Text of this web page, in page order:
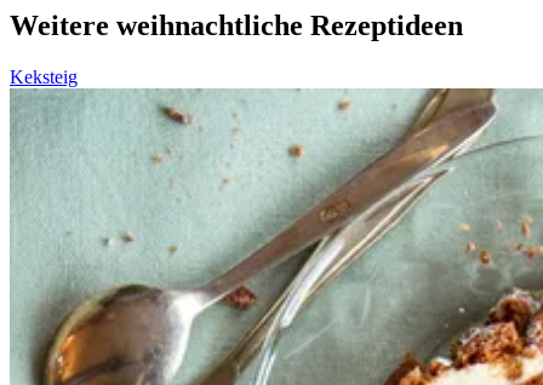
Weitere weihnachtliche Rezeptideen
Keksteig